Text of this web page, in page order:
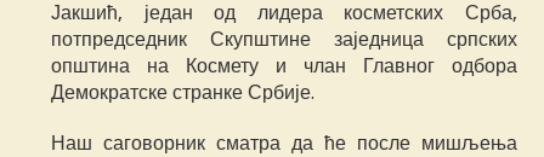
Јакшић, један од лидера косметских Срба,
потпредседник Скупштине заједница српских
општина на Космету и члан Главног одбора
Демократске странке Србије.
Наш саговорник сматра да ће после мишљења